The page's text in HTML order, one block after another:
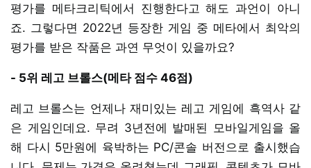
평가를 메타크리틱에서 진행한다고 해도 과언이 아니
죠. 그렇다면 2022년 등장한 게임 중 메타에서 최악의
평가를 받은 작품은 과연 무엇이 있을까요?
- 5위 레고 브롤스(메타 점수 46점)
레고 브롤스는 언제나 재미있는 레고 게임에 흑역사 같
은 게임인데요. 무려 3년전에 발매된 모바일게임을 올
해 다시 5만원에 육박하는 PC/콘솔 버전으로 출시했습